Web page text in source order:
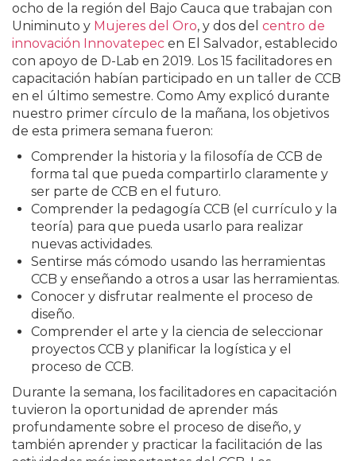
ocho de la región del Bajo Cauca que trabajan con
Uniminuto y Mujeres del Oro, y dos del centro de
innovación Innovatepec en El Salvador, establecido
con apoyo de D-Lab en 2019. Los 15 facilitadores en
capacitación habían participado en un taller de CCB
en el último semestre. Como Amy explicó durante
nuestro primer círculo de la mañana, los objetivos
de esta primera semana fueron:
Comprender la historia y la filosofía de CCB de
forma tal que pueda compartirlo claramente y
ser parte de CCB en el futuro.
Comprender la pedagogía CCB (el currículo y la
teoría) para que pueda usarlo para realizar
nuevas actividades.
Sentirse más cómodo usando las herramientas
CCB y enseñando a otros a usar las herramientas.
Conocer y disfrutar realmente el proceso de
diseño.
Comprender el arte y la ciencia de seleccionar
proyectos CCB y planificar la logística y el
proceso de CCB.
Durante la semana, los facilitadores en capacitación
tuvieron la oportunidad de aprender más
profundamente sobre el proceso de diseño, y
también aprender y practicar la facilitación de las